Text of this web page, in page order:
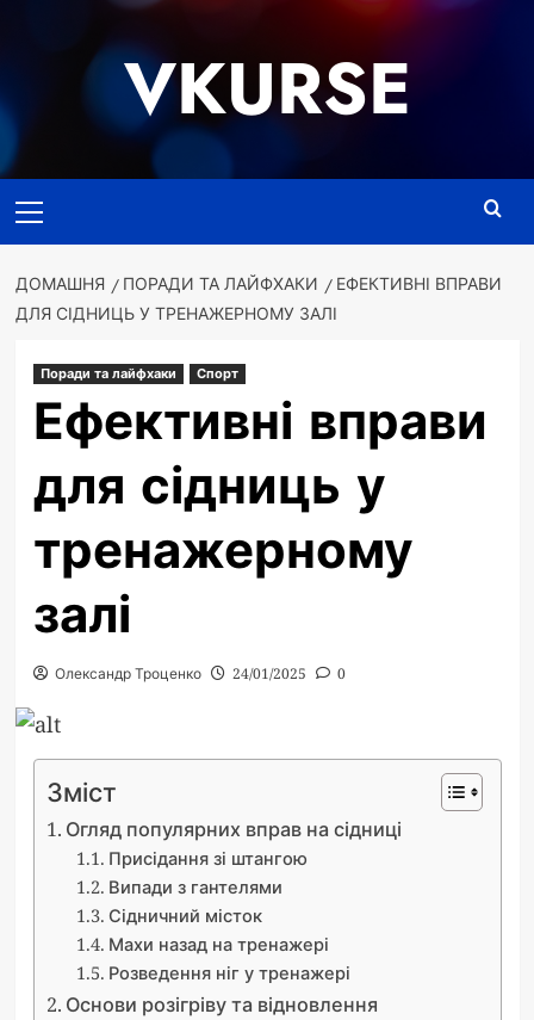
VKURSE
меню
ДОМАШНЯ ПОРАДИ ТА ЛАЙФХАКИ
ЕФЕКТИВНІ ВПРАВИ
ДЛЯ СІДНИЦЬ У ТРЕНАЖЕРНОМУ ЗАЛІ
Поради та лайфхаки Спорт
Ефективні вправи
для сідниць у
тренажерному
залі
Олександр Троценко 24/01/2025 0
Зміст
Огляд популярних вправ на сідниці
Присідання зі штангою
Випади з гантелями
Сідничний місток
Махи назад на тренажері
Розведення ніг у тренажері
Основи розігріву та відновлення